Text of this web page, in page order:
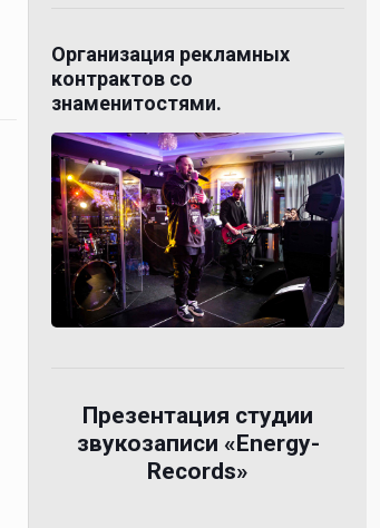
Организация рекламных
контрактов со
знаменитостями.
Презентация студии
звукозаписи «Energy-
Records»